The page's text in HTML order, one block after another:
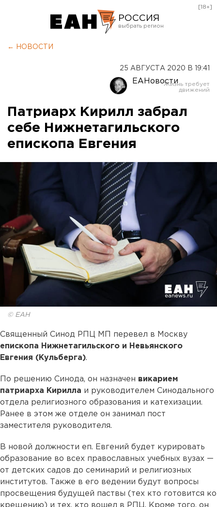
РОССИЯ
Оренбург
[18+]
← НОВОСТИ
25 АВГУСТА 2020 В 19:41
ЕАНовости
Патриарх Кирилл забрал
себе Нижнетагильского
епископа Евгения
© ЕАН
Священный Синод РПЦ МП перевел в Москву
епископа Нижнетагильского и Невьянского
Евгения (Кульберга).
По решению Синода, он назначен викарием
патриарха Кирилла и руководителем Синодального
отдела религиозного образования и катехизации.
Ранее в этом же отделе он занимал пост
заместителя руководителя.
В новой должности еп. Евгений будет курировать
образование во всех православных учебных вузах —
от детских садов до семинарий и религиозных
институтов. Также в его ведении будут вопросы
просвещения будущей паствы (тех кто готовится ко
крещению) и тех, кто вошел в РПЦ. Кроме того, он